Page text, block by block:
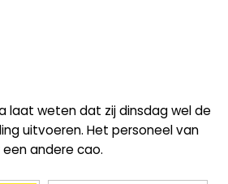
laat weten dat zij dinsdag wel de
uitvoeren. Het personeel van
andere cao.